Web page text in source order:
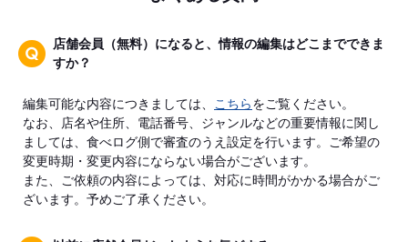
店舗会員（無料）になると、情報の編集はどこまでできま
すか？
編集可能な内容につきましては、 こちらをご覧ください。
なお、店名や住所、電話番号、ジャンルなどの重要情報に関し
ましては、食べログ側で審査のうえ設定を行います。ご希望の
変更時期・変更内容にならない場合がございます。
また、ご依頼の内容によっては、対応に時間がかかる場合がご
ざいます。予めご了承ください。